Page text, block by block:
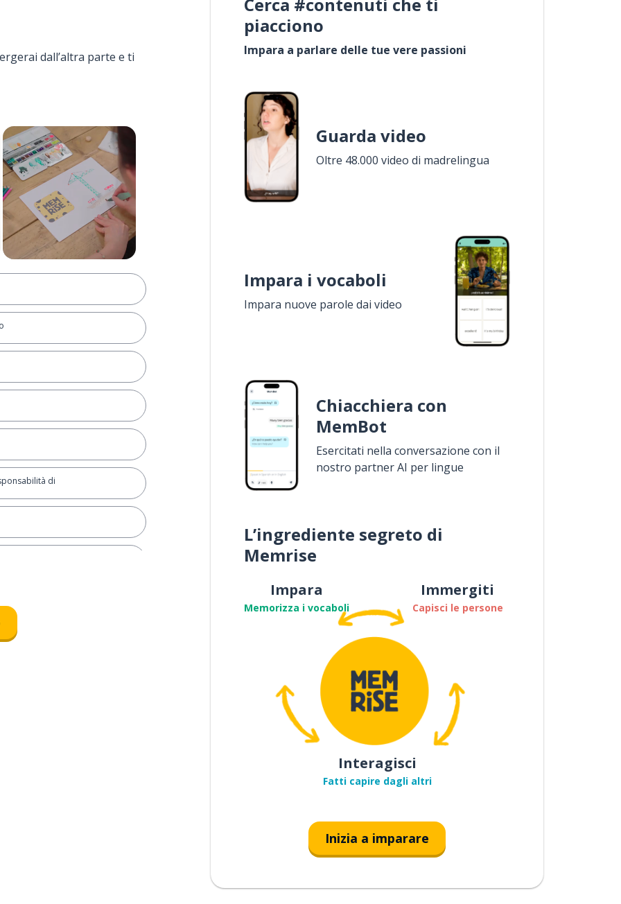
dall’altra parte e ti
di
piacciono
Impara a parlare delle tue vere passioni
Guarda video
Oltre 48.000 video di madrelingua
Impara i vocaboli
Impara nuove parole dai video
Chiacchiera con
MemBot
Esercitati nella conversazione con il
nostro partner AI per lingue
L’ingrediente segreto di
Memrise
Impara
Memorizza i vocaboli
Immergiti
Capisci le persone
Interagisci
Fatti capire dagli altri
Inizia a imparare